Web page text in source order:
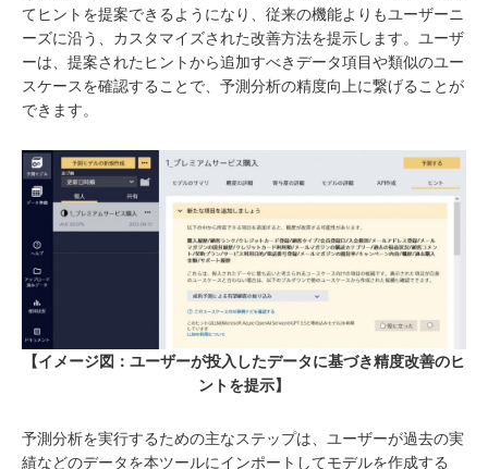
てヒントを提案できるようになり、従来の機能よりもユーザーニ
ーズに沿う、カスタマイズされた改善方法を提示します。ユーザ
ーは、提案されたヒントから追加すべきデータ項目や類似のユー
スケースを確認することで、予測分析の精度向上に繋げることが
できます。
【イメージ図：ユーザーが投入したデータに基づき精度改善のヒ
ントを提示】
予測分析を実行するための主なステップは、ユーザーが過去の実
績などのデータを本ツールにインポートしてモデルを作成する